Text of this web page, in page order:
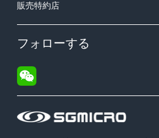
販売特約店
フォローする